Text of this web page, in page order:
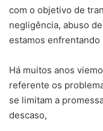
com o objetivo de
negligência, abuso
estamos
Há muitos anos
referente os
se limitam a
descaso,